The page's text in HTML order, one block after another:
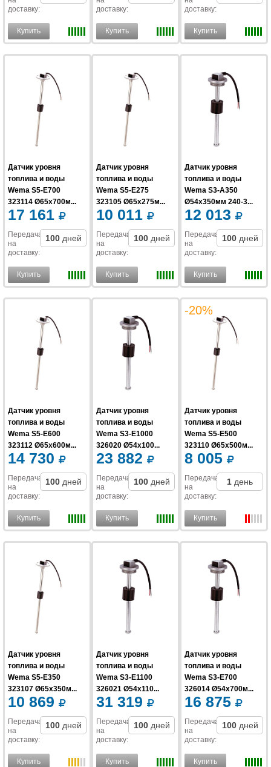
доставку:
Купить
доставку:
Купить
доставку:
Купить
Датчик уровня
топлива и воды
Wema S5-E700
323114 Ø65x700м...
17 161
Передача
на
доставку:
100 дней
Купить
Датчик уровня
топлива и воды
Wema S5-E275
323105 Ø65x275м...
10 011
Передача
на
доставку:
100 дней
Купить
Датчик уровня
топлива и воды
Wema S3-A350
Ø54x350мм 240-3...
12 013
Передача
на
доставку:
100 дней
Купить
Датчик уровня
топлива и воды
Wema S5-E600
323112 Ø65x600м...
14 730
Передача
на
доставку:
100 дней
Купить
Датчик уровня
топлива и воды
Wema S3-E1000
326020 Ø54x100...
23 882
Передача
на
доставку:
100 дней
Купить
-20%
Датчик уровня
топлива и воды
Wema S5-E500
323110 Ø65x500м...
8 005
Передача
на
доставку:
1 день
Купить
Датчик уровня
топлива и воды
Wema S5-E350
323107 Ø65x350м...
10 869
Передача
на
доставку:
100 дней
Купить
Датчик уровня
топлива и воды
Wema S3-E1100
326021 Ø54x110...
31 319
Передача
на
доставку:
100 дней
Купить
Датчик уровня
топлива и воды
Wema S3-E700
326014 Ø54x700м...
16 875
Передача
на
доставку:
100 дней
Купить